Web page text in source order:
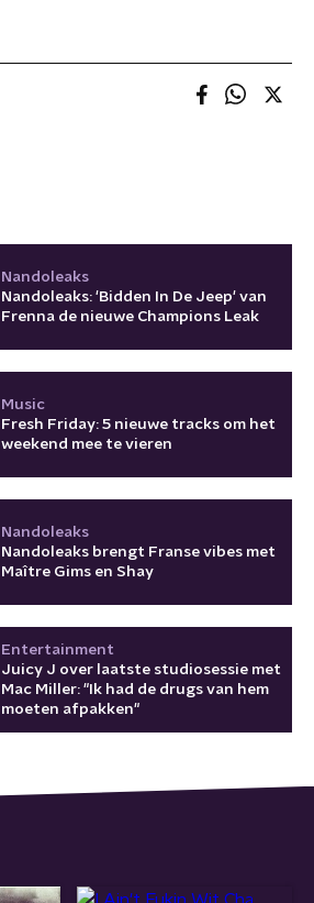
Nandoleaks
Nandoleaks: 'Bidden In De Jeep' van
Frenna de nieuwe Champions Leak
Music
Fresh Friday: 5 nieuwe tracks om het
weekend mee te vieren
Nandoleaks
Nandoleaks brengt Franse vibes met
Maître Gims en Shay
Entertainment
Juicy J over laatste studiosessie met
Mac Miller: "Ik had de drugs van hem
moeten afpakken"